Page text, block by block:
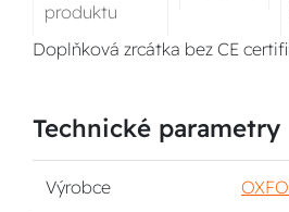
produktu
Doplňková zrcátka bez CE
Technické parametry
Výrobce